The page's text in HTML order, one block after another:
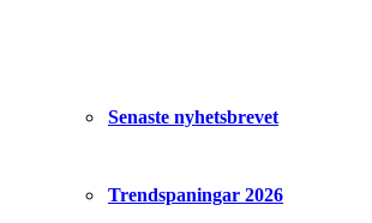
Senaste nyhetsbrevet
Trendspaningar 2026